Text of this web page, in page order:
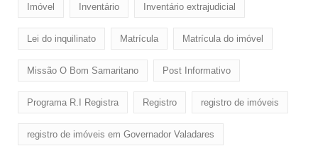
Imóvel Inventário Inventário extrajudicial
Lei do inquilinato Matrícula Matrícula do imóvel
Missão O Bom Samaritano Post Informativo
Programa R.I Registra Registro registro de imóveis
registro de imóveis em Governador Valadares